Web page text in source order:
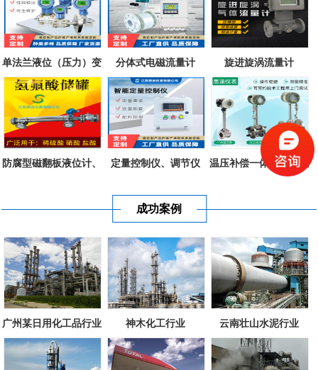
单法兰液位（压力）变
送器
分体式电磁流量计 旋进旋涡流量计
防腐型磁翻板液位计、
定量控制仪、调节仪
温压补偿一体式涡街流
成功案例
广州某日用化工品行业 神木化工行业 云南壮山水泥行业